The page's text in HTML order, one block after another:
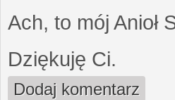
Ach, to mój Anioł
Dziękuję Ci.
Dodaj komentarz